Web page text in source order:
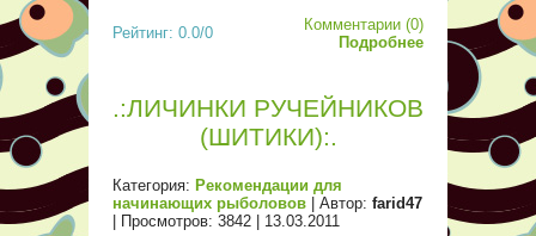
Рейтинг: 0.0/0
Комментарии (0)
Подробнее
.:ЛИЧИНКИ РУЧЕЙНИКОВ
(ШИТИКИ):.
Категория: Рекомендации для
начинающих рыболовов | Автор: farid47
| Просмотров: 3842 | 13.03.2011